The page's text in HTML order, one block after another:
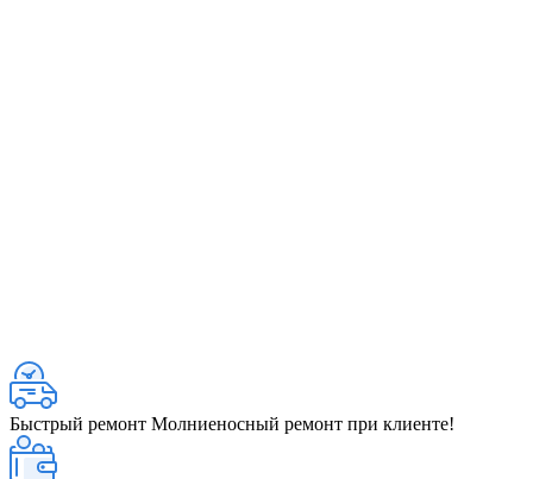
Быстрый ремонт Молниеносный ремонт при клиенте!